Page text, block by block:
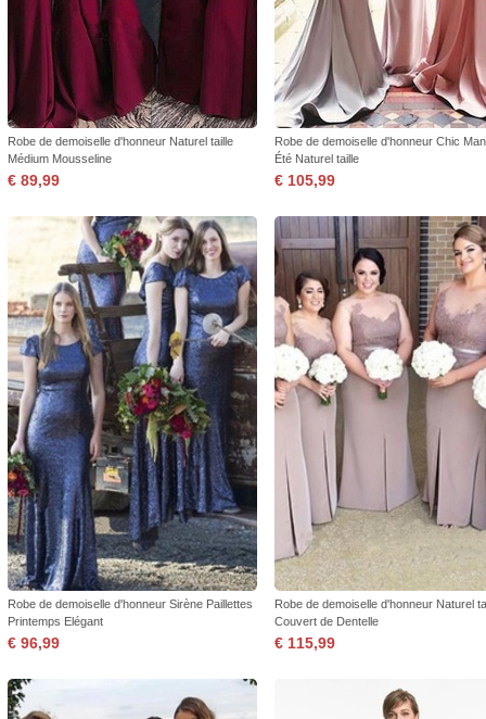
Robe de demoiselle d'honneur Naturel taille
Médium Mousseline
€ 89,99
Robe de demoiselle d'honneur Chic
Été Naturel taille
€ 105,99
Robe de demoiselle d'honneur Sirène Paillettes
Printemps Elégant
€ 96,99
Robe de demoiselle d'honneur Naturel
Couvert de Dentelle
€ 115,99